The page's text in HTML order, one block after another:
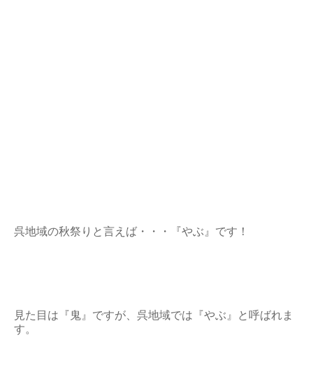
呉地域の秋祭りと言えば・・・『やぶ』です！
見た目は『鬼』ですが、呉地域では『やぶ』と呼ばれま
す。